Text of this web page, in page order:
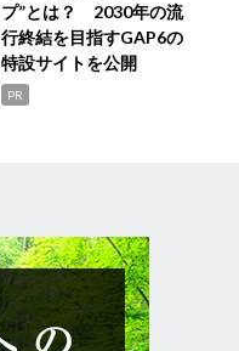
プ”とは？ 2030年の流
行終結を目指すGAP6の
特設サイトを公開
PR